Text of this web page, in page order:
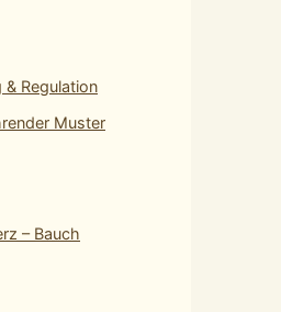
& Regulation
Muster
– Bauch